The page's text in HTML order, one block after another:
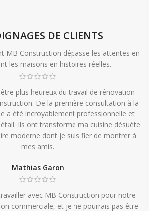
DE CLIENTS
MB Construction dépasse les attentes en
les maisons en histoires réelles.
être plus heureux du travail de rénovation
De la première consultation à la
a été incroyablement professionnelle et
Ils ont transformé ma cuisine désuète
moderne dont je suis fier de montrer à
mes amis.
Mathias Garon
avec MB Construction pour notre
commerciale, et je ne pourrais pas être